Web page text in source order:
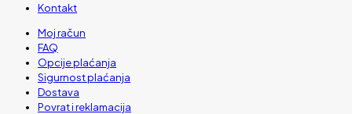
Kontakt
Moj račun
FAQ
Opcije plaćanja
Sigurnost plaćanja
Dostava
Povrat i reklamacija